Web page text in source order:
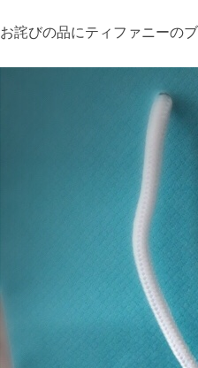
お詫びの品にティファニーの